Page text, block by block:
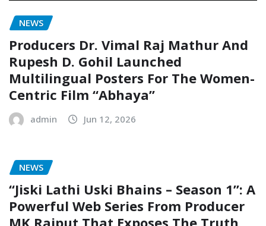
NEWS
Producers Dr. Vimal Raj Mathur And
Rupesh D. Gohil Launched
Multilingual Posters For The Women-
Centric Film “Abhaya”
admin Jun 12, 2026
NEWS
“Jiski Lathi Uski Bhains – Season 1”: A
Powerful Web Series From Producer
MK Rajput That Exposes The Truth